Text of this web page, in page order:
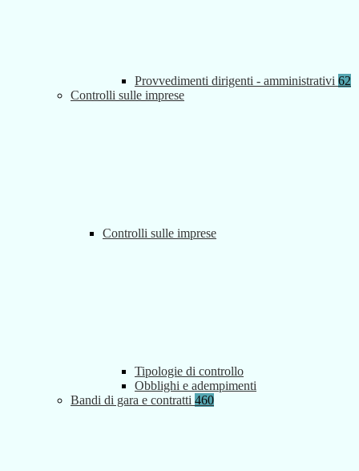
Provvedimenti dirigenti - amministrativi 62
Controlli sulle imprese
Controlli sulle imprese
Tipologie di controllo
Obblighi e adempimenti
Bandi di gara e contratti 460